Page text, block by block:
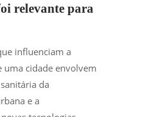
relevante para
influenciam a
uma cidade envolvem
da
e a